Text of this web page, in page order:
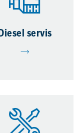
servis